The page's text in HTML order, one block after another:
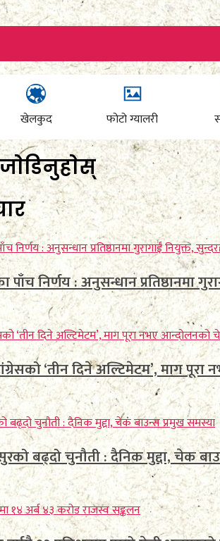
खेलकुद फोटो ग्यालरी
पाँच निर्णय : अनुसन्धान प्रतिष्ठानमा
‘तीन दिने अल्टिमेटम’, माग
बढ्दो चुनौती : दैनिक मुद्दा, चेक